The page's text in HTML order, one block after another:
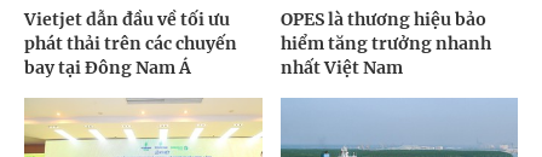
Vietjet dẫn đầu về tối ưu
phát thải trên các chuyến
bay tại Đông Nam Á
OPES là thương hiệu bảo
hiểm tăng trưởng nhanh
nhất Việt Nam